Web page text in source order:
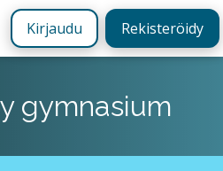
Kirjaudu Rekisteröidy
gymnasium